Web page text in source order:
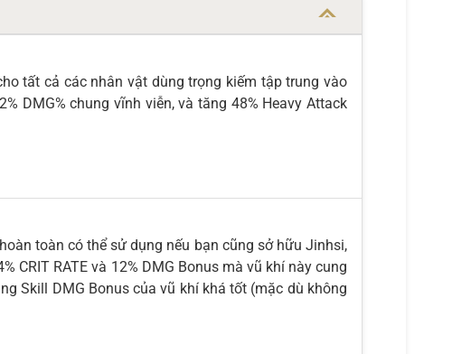
tất cả các nhân vật dùng trọng kiếm tập trung vào
DMG% chung vĩnh viễn, và tăng 48% Heavy Attack
toàn có thể sử dụng nếu bạn cũng sở hữu Jinhsi,
CRIT RATE và 12% DMG Bonus mà vũ khí này cung
Skill DMG Bonus của vũ khí khá tốt (mặc dù không